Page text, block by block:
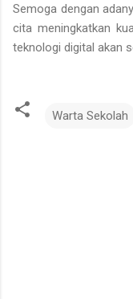
Semoga dengan
cita meningkatkan
teknologi digital akan
Warta Sekolah